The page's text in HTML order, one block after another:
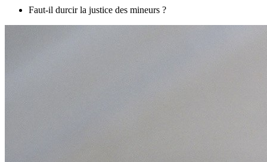
Faut-il durcir la justice des mineurs ?